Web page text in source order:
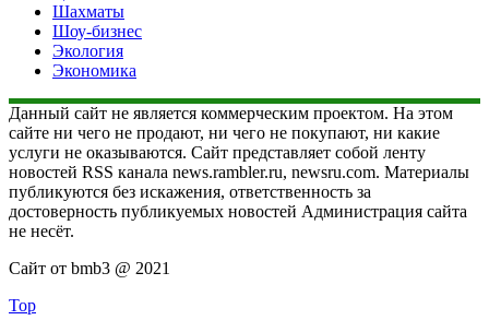
Шахматы
Шоу-бизнес
Экология
Экономика
Данный сайт не является коммерческим проектом. На этом
сайте ни чего не продают, ни чего не покупают, ни какие
услуги не оказываются. Сайт представляет собой ленту
новостей RSS канала news.rambler.ru, newsru.com. Материалы
публикуются без искажения, ответственность за
достоверность публикуемых новостей Администрация сайта
не несёт.
Сайт от bmb3 @ 2021
Top